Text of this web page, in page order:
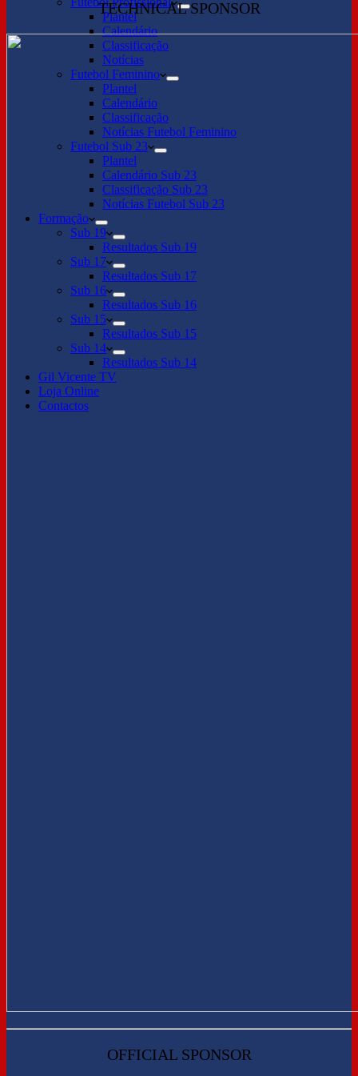
Plantel
Calendário
Classificação
Notícias
Futebol Feminino
Plantel
Calendário
Classificação
Notícias Futebol Feminino
Futebol Sub 23
Plantel
Calendário Sub 23
Classificação Sub 23
Notícias Futebol Sub 23
Formação
Sub 19
Resultados Sub 19
Sub 17
Resultados Sub 17
Sub 16
Resultados Sub 16
Sub 15
Resultados Sub 15
Sub 14
Resultados Sub 14
Gil Vicente TV
Loja Online
Contactos
TECHNICAL SPONSOR
OFFICIAL SPONSOR